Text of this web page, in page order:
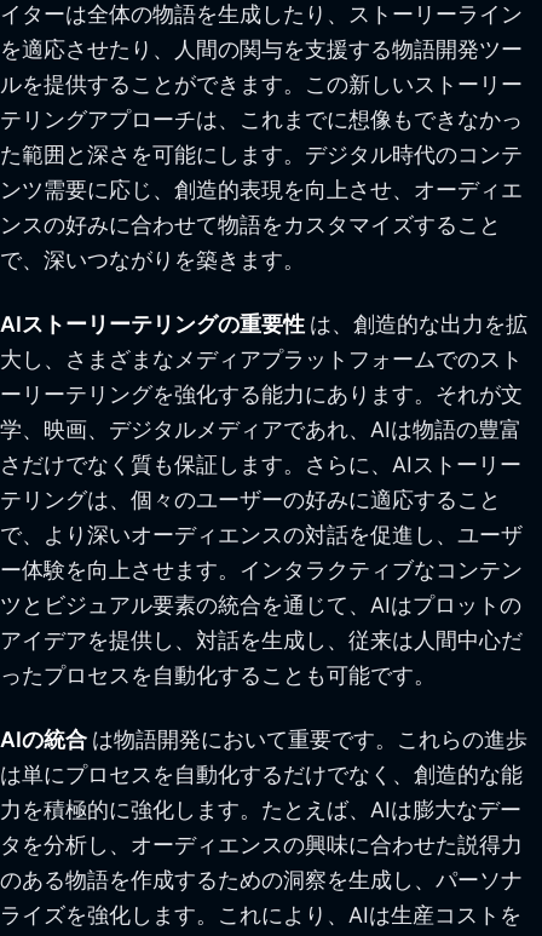
イターは全体の物語を生成したり、ストーリーライン
を適応させたり、人間の関与を支援する物語開発ツー
ルを提供することができます。この新しいストーリー
テリングアプローチは、これまでに想像もできなかっ
た範囲と深さを可能にします。デジタル時代のコンテ
ンツ需要に応じ、創造的表現を向上させ、オーディエ
ンスの好みに合わせて物語をカスタマイズすること
で、深いつながりを築きます。
AIストーリーテリングの重要性 は、創造的な出力を拡
大し、さまざまなメディアプラットフォームでのスト
ーリーテリングを強化する能力にあります。それが文
学、映画、デジタルメディアであれ、AIは物語の豊富
さだけでなく質も保証します。さらに、AIストーリー
テリングは、個々のユーザーの好みに適応すること
で、より深いオーディエンスの対話を促進し、ユーザ
ー体験を向上させます。インタラクティブなコンテン
ツとビジュアル要素の統合を通じて、AIはプロットの
アイデアを提供し、対話を生成し、従来は人間中心だ
ったプロセスを自動化することも可能です。
AIの統合 は物語開発において重要です。これらの進歩
は単にプロセスを自動化するだけでなく、創造的な能
力を積極的に強化します。たとえば、AIは膨大なデー
タを分析し、オーディエンスの興味に合わせた説得力
のある物語を作成するための洞察を生成し、パーソナ
ライズを強化します。これにより、AIは生産コストを